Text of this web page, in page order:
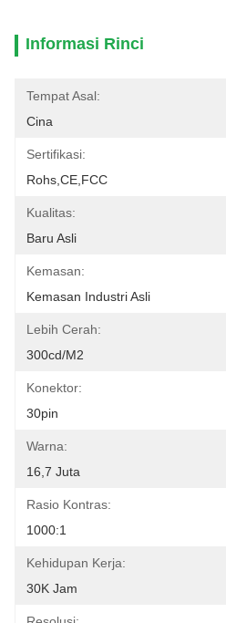
Informasi Rinci
Tempat Asal:
Cina
Sertifikasi:
Rohs,CE,FCC
Kualitas:
Baru Asli
Kemasan:
Kemasan Industri Asli
Lebih Cerah:
300cd/m2
Konektor:
30pin
Warna:
16,7 Juta
Rasio Kontras:
1000:1
Kehidupan Kerja:
30K Jam